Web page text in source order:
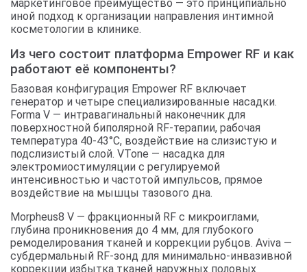
маркетинговое преимущество — это принципиально
иной подход к организации направления интимной
косметологии в клинике.
Из чего состоит платформа Empower RF и как
работают её компоненты?
Базовая конфигурация Empower RF включает
генератор и четыре специализированные насадки.
Forma V — интравагинальный наконечник для
поверхностной биполярной RF-терапии, рабочая
температура 40-43°C, воздействие на слизистую и
подслизистый слой. VTone — насадка для
электромиостимуляции с регулируемой
интенсивностью и частотой импульсов, прямое
воздействие на мышцы тазового дна.
Morpheus8 V — фракционный RF с микроиглами,
глубина проникновения до 4 мм, для глубокого
ремоделирования тканей и коррекции рубцов. Aviva —
субдермальный RF-зонд для минимально-инвазивной
коррекции избытка тканей наружных половых